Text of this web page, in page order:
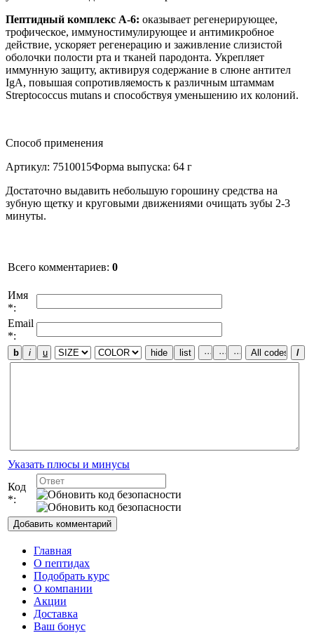
Пептидный комплекс А-6: оказывает регенерирующее,
трофическое, иммуностимулирующее и антимикробное
действие, ускоряет регенерацию и заживление слизистой
оболочки полости рта и тканей пародонта. Укрепляет
иммунную защиту, активируя содержание в слюне антител
IgA, повышая сопротивляемость к различным штаммам
Streptococcus mutans и способствуя уменьшению их колоний.
Способ применения
Артикул: 7510015Форма выпуска: 64 г
Достаточно выдавить небольшую горошину средства на
зубную щетку и круговыми движениями очищать зубы 2-3
минуты.
Всего комментариев: 0
Имя
*:
Email
*:
Указать плюсы и минусы
Код
*:
Главная
О пептидах
Подобрать курс
О компании
Акции
Доставка
Ваш бонус